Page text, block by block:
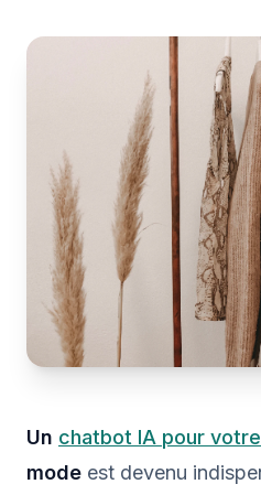
Un chatbot IA pour
mode est devenu